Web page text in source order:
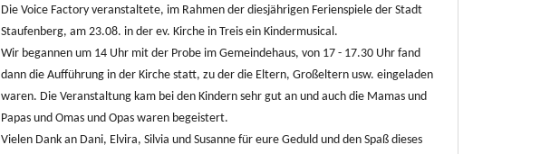
Die Voice Factory veranstaltete, im Rahmen der diesjährigen Ferienspiele der Stadt
Staufenberg, am 23.08. in der ev. Kirche in Treis ein Kindermusical.
Wir begannen um 14 Uhr mit der Probe im Gemeindehaus, von 17 - 17.30 Uhr fand
dann die Aufführung in der Kirche statt, zu der die Eltern, Großeltern usw. eingeladen
waren. Die Veranstaltung kam bei den Kindern sehr gut an und auch die Mamas und
Papas und Omas und Opas waren begeistert.
Vielen Dank an Dani, Elvira, Silvia und Susanne für eure Geduld und den Spaß dieses